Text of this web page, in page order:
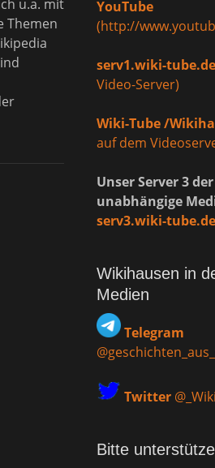
u.a. mit
Themen
YouTube
(http://
serv1.wiki-tube.de
Video-Server)
Wiki-Tube /
auf dem
Unser Server 3
unabhängige
serv3.wiki-tube.de
Wikihausen in
Medien
Telegram
Twitter
Bitte